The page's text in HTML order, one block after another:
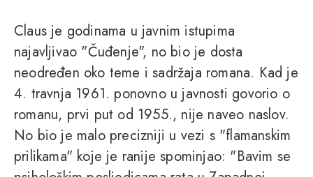
Claus je godinama u javnim istupima
najavljivao "Čuđenje", no bio je dosta
neodređen oko teme i sadržaja romana. Kad je
4. travnja 1961. ponovno u javnosti govorio o
romanu, prvi put od 1955., nije naveo naslov.
No bio je malo precizniji u vezi s "flamanskim
prilikama" koje je ranije spominjao: "Bavim se